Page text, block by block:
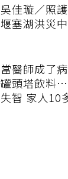
吳佳璇／照
堰塞湖洪災
當醫師成了
罐頭塔飲料
失智 家人10